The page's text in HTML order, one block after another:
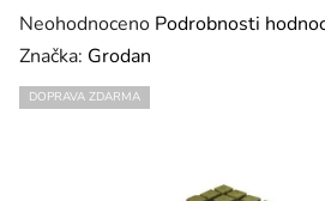
Průměrné hodnocení produktu je
Neohodnoceno Podrobnosti
Značka: Grodan
DOPRAVA ZDARMA